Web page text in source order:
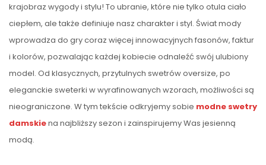
krajobraz wygody i stylu! To ubranie, które nie tylko otula ciało
ciepłem, ale także definiuje nasz charakter i styl. Świat mody
wprowadza do gry coraz więcej innowacyjnych fasonów, faktur
i kolorów, pozwalając każdej kobiecie odnaleźć swój ulubiony
model. Od klasycznych, przytulnych swetrów oversize, po
eleganckie sweterki w wyrafinowanych wzorach, możliwości są
nieograniczone. W tym tekście odkryjemy sobie modne swetry
damskiena najbliższy sezon i zainspirujemy Was jesienną
modą.